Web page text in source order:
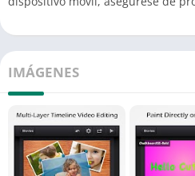
IMÁGENES